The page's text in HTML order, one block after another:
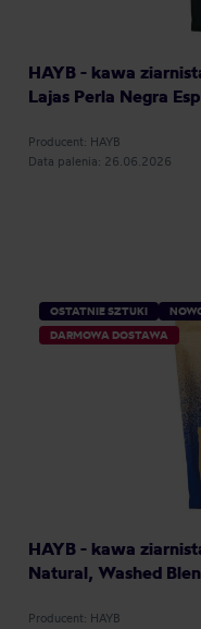
HAYB - kawa
Lajas Perla Negra
Producent: HAYB
Data palenia: 26.06.2026
OSTATNIE SZTUKI
DARMOWA DOSTAWA
HAYB - kawa
Natural, Washed
Producent: HAYB